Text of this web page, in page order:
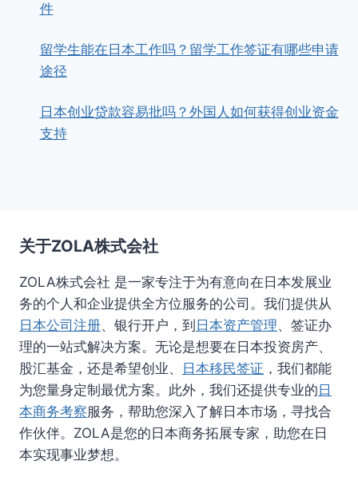
件
留学生能在日本工作吗？留学工作签证有哪些申请
途径
日本创业贷款容易批吗？外国人如何获得创业资金
支持
关于ZOLA株式会社
ZOLA株式会社 是一家专注于为有意向在日本发展业
务的个人和企业提供全方位服务的公司。我们提供从
日本公司注册、银行开户，到日本资产管理、签证办
理的一站式解决方案。无论是想要在日本投资房产、
股汇基金，还是希望创业、 日本移民签证 ，我们都能
为您量身定制最优方案。此外，我们还提供专业的日
本商务考察服务，帮助您深入了解日本市场，寻找合
作伙伴。ZOLA是您的日本商务拓展专家，助您在日
本实现事业梦想。